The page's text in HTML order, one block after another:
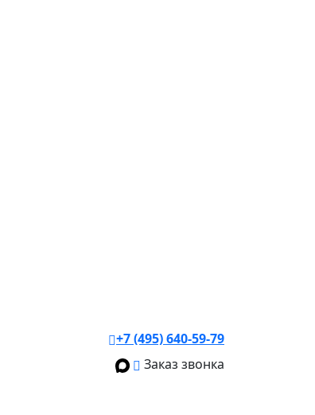
+7 (495) 640-59-79
Заказ звонка